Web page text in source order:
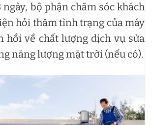
ngày, bộ phận chăm sóc khách
hỏi thăm tình trạng của máy
hồi về chất lượng dịch vụ sửa
năng lượng mặt trời (nếu có).